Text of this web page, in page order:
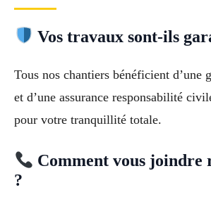
Vos travaux sont-ils
Tous nos chantiers bénéficient d’une
et d’une assurance responsabilité
pour votre tranquillité totale.
Comment vous joindre
?